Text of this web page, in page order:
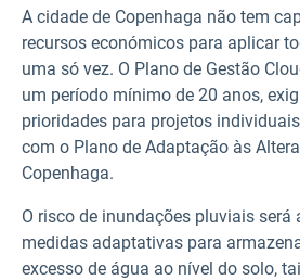
A cidade de Copenhaga não tem
recursos económicos para aplicar
uma só vez. O Plano de Gestão
um período mínimo de 20 anos,
prioridades para projetos
com o Plano de Adaptação às
Copenhaga.
O risco de inundações pluviais será
medidas adaptativas para
excesso de água ao nível do solo,